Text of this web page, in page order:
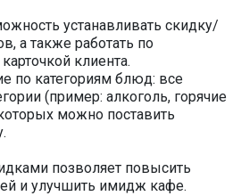
устанавливать скидку/
а также работать по
клиента.
по категориям блюд: все
(пример: алкоголь, горячие
можно поставить
позволяет повысить
и улучшить имидж кафе.